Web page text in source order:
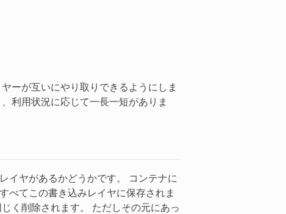
ーが互いにやり取りできるようにしま
利用状況に応じて一長一短がありま
イヤがあるかどうかです。 コンテナに
べてこの書き込みレイヤに保存されま
く削除されます。 ただしその元にあっ